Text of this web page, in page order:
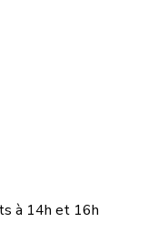
à 14h et 16h